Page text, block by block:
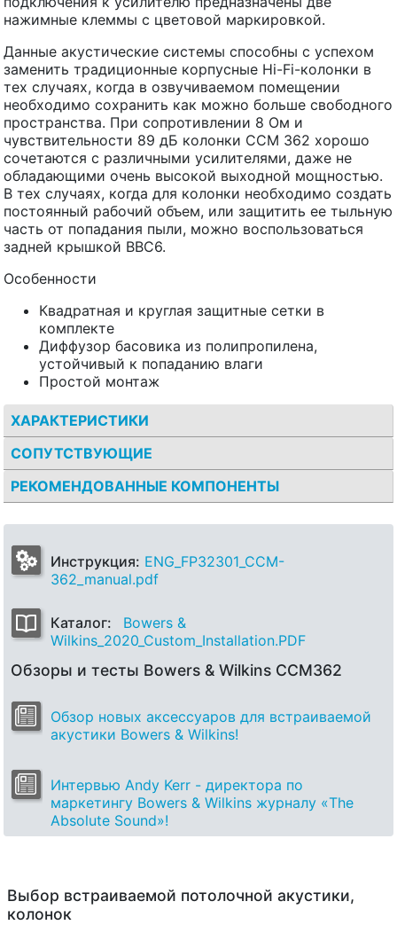
нажимные клеммы с цветовой маркировкой.
Данные акустические системы способны с успехом
заменить традиционные корпусные Hi-Fi-колонки в
тех случаях, когда в озвучиваемом помещении
необходимо сохранить как можно больше свободного
пространства. При сопротивлении 8 Ом и
чувствительности 89 дБ колонки CCM 362 хорошо
сочетаются с различными усилителями, даже не
обладающими очень высокой выходной мощностью.
В тех случаях, когда для колонки необходимо создать
постоянный рабочий объем, или защитить ее тыльную
часть от попадания пыли, можно воспользоваться
задней крышкой BBC6.
Особенности
Квадратная и круглая защитные сетки в
комплекте
Диффузор басовика из полипропилена,
устойчивый к попаданию влаги
Простой монтаж
ХАРАКТЕРИСТИКИ
СОПУТСТВУЮЩИЕ
РЕКОМЕНДОВАННЫЕ КОМПОНЕНТЫ
Инструкция: ENG_FP32301_CCM-
362_manual.pdf
Каталог:
Bowers &
Wilkins_2020_Custom_Installation.PDF
Обзоры и тесты Bowers & Wilkins CCM362
Обзор новых аксессуаров для встраиваемой
акустики Bowers & Wilkins!
Интервью Andy Kerr - директора по
маркетингу Bowers & Wilkins журналу «The
Absolute Sound»!
Выбор встраиваемой потолочной акустики,
колонок